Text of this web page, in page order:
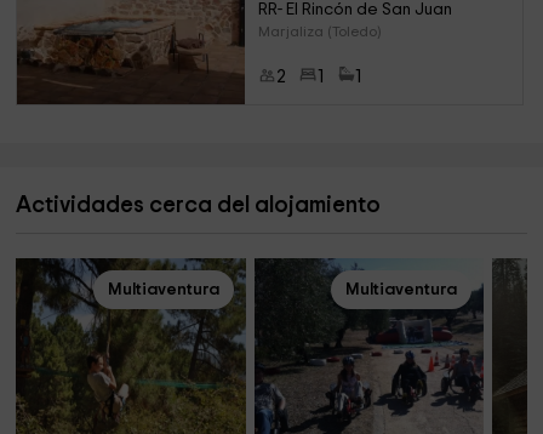
RR- El Rincón de San Juan
Marjaliza (Toledo)
2
Actividades cerca del alojamiento
Multiaventura Multiaventura